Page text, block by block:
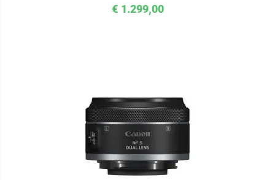
€ 1.299,00